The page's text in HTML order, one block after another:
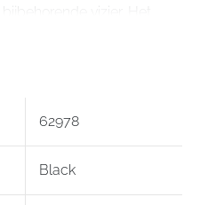
voor de RX-7V, is
dat er meer
af te gluren en
mogelijk maakt en
opnieuw ontworpen voor
62978
Black